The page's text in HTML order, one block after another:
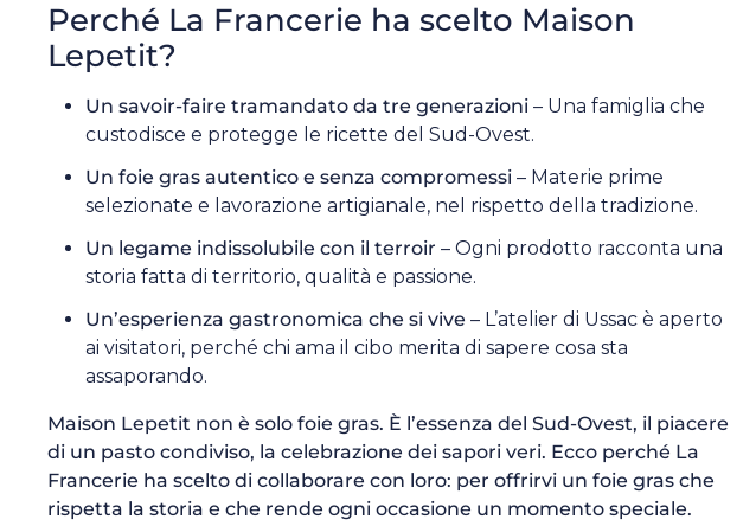
Perché La Francerie ha scelto Maison
Lepetit?
Un savoir-faire tramandato da tre generazioni – Una famiglia che
custodisce e protegge le ricette del Sud-Ovest.
Un foie gras autentico e senza compromessi – Materie prime
selezionate e lavorazione artigianale, nel rispetto della tradizione.
Un legame indissolubile con il terroir – Ogni prodotto racconta una
storia fatta di territorio, qualità e passione.
Un’esperienza gastronomica che si vive – L’atelier di Ussac è aperto
ai visitatori, perché chi ama il cibo merita di sapere cosa sta
assaporando.
Maison Lepetit non è solo foie gras. È l’essenza del Sud-Ovest, il piacere
di un pasto condiviso, la celebrazione dei sapori veri. Ecco perché La
Francerie ha scelto di collaborare con loro: per offrirvi un foie gras che
rispetta la storia e che rende ogni occasione un momento speciale.